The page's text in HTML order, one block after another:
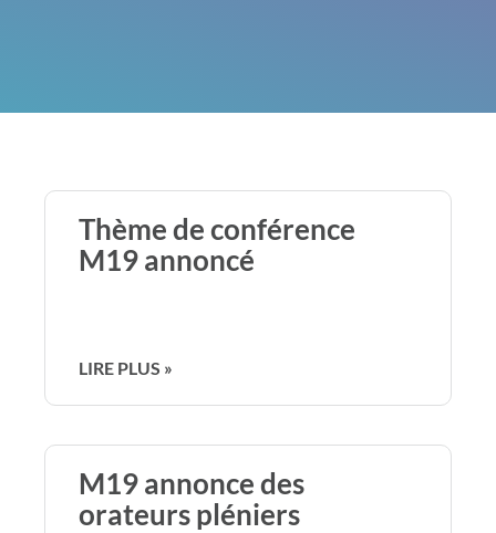
Thème de conférence
M19 annoncé
LIRE PLUS »
M19 annonce des
orateurs pléniers